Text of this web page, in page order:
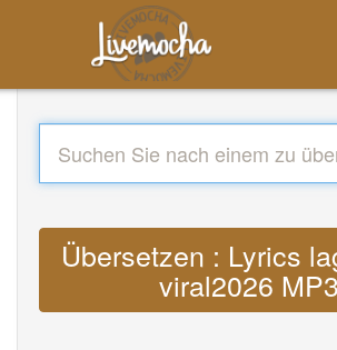
Übersetzen : Lyrics
viral2026